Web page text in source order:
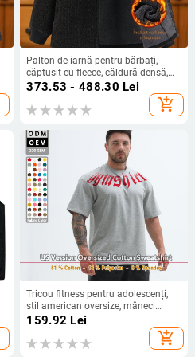
Palton de iarnă pentru bărbați,
căptușit cu fleece, căldură densă,
croială lejeră, guler înalt, mâneci
lungi, închidere cu nasturi simple
373.53 - 488.30 Lei
add_shopping_cart
Tricou fitness pentru adolescenți,
stil american oversize, mâneci
scurte, bărbați
159.92 Lei
add_shopping_cart